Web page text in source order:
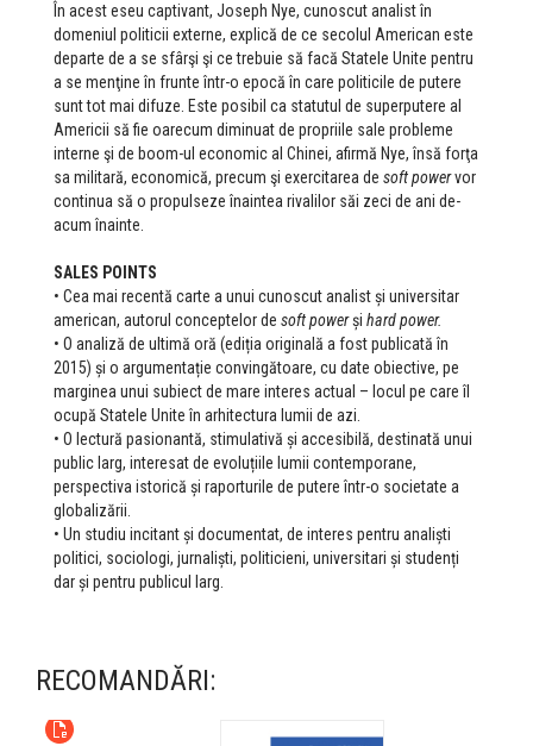
În acest eseu captivant, Joseph Nye, cunoscut analist în
domeniul politicii externe, explică de ce secolul American este
departe de a se sfârşi şi ce trebuie să facă Statele Unite pentru
a se menţine în frunte într-o epocă în care politicile de putere
sunt tot mai difuze. Este posibil ca statutul de superputere al
Americii să fie oarecum diminuat de propriile sale probleme
interne şi de boom-ul economic al Chinei, afirmă Nye, însă forţa
sa militară, economică, precum şi exercitarea de soft powervor
continua să o propulseze înaintea rivalilor săi zeci de ani de-
acum înainte.
SALES POINTS
• Cea mai recentă carte a unui cunoscut analist și universitar
american, autorul conceptelor de soft powerși hard power.
• O analiză de ultimă oră (ediția originală a fost publicată în
2015) și o argumentație convingătoare, cu date obiective, pe
marginea unui subiect de mare interes actual – locul pe care îl
ocupă Statele Unite în arhitectura lumii de azi.
• O lectură pasionantă, stimulativă și accesibilă, destinată unui
public larg, interesat de evoluțiile lumii contemporane,
perspectiva istorică și raporturile de putere într-o societate a
globalizării.
• Un studiu incitant și documentat, de interes pentru analiști
politici, sociologi, jurnaliști, politicieni, universitari și studenți
dar și pentru publicul larg.
RECOMANDĂRI: